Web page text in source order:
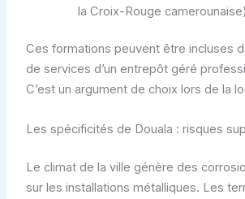
la Croix-Rouge
Ces formations peuvent être incluses
de services d’un entrepôt géré
C’est un argument de choix lors de la
Les spécificités de Douala : risques
Le climat de la ville génère des
sur les installations métalliques. Les